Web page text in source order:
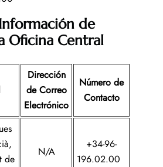
de
Oficina Central
Dirección
de Correo
Electrónico
Número de
Contacto
de
N/A
+34-96-
196.02.00